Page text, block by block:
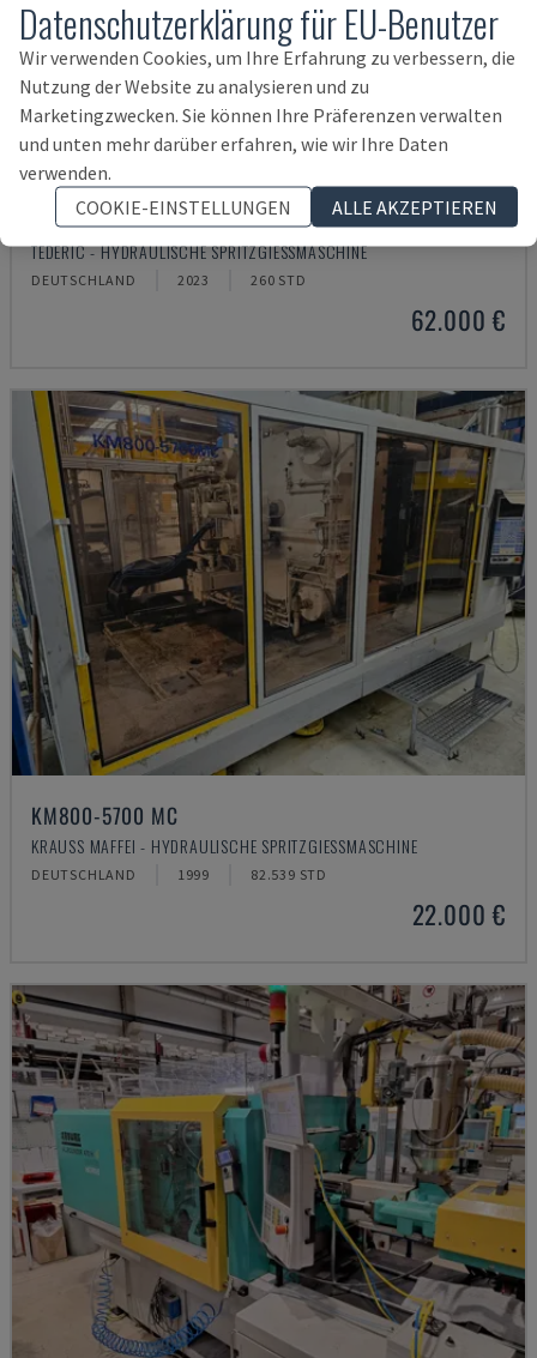
NEO.E55/E110H
TEDERIC - HYDRAULISCHE SPRITZGIESSMASCHINE
DEUTSCHLAND 2023 260 STD
62.000 €
KM800-5700 MC
KRAUSS MAFFEI - HYDRAULISCHE SPRITZGIESSMASCHINE
DEUTSCHLAND 1999 82.539 STD
22.000 €
Datenschutzerklärung für EU-Benutzer
Wir verwenden Cookies, um Ihre Erfahrung zu verbessern, die
Nutzung der Website zu analysieren und zu
Marketingzwecken. Sie können Ihre Präferenzen verwalten
und unten mehr darüber erfahren, wie wir Ihre Daten
verwenden.
COOKIE-EINSTELLUNGEN
ALLE AKZEPTIEREN